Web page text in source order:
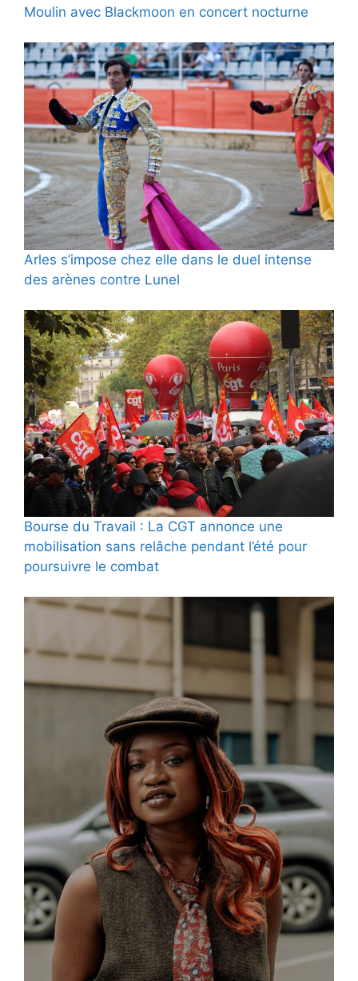
Moulin avec Blackmoon en concert nocturne
Arles s’impose chez elle dans le duel intense
des arènes contre Lunel
Bourse du Travail : La CGT annonce une
mobilisation sans relâche pendant l’été pour
poursuivre le combat